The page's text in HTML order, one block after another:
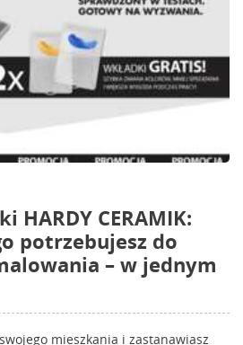
HARDY CERAMIK:
potrzebujesz do
– w jednym
mieszkania i zastanawiasz